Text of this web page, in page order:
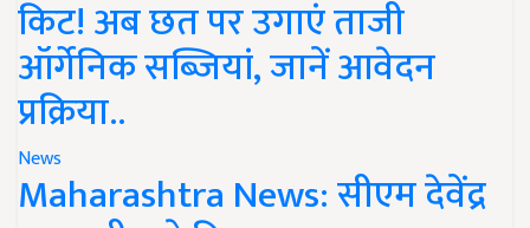
किट! अब छत पर उगाएं ताजी
ऑर्गेनिक सब्जियां, जानें आवेदन
प्रक्रिया..
News
Maharashtra News: सीएम देवेंद्र